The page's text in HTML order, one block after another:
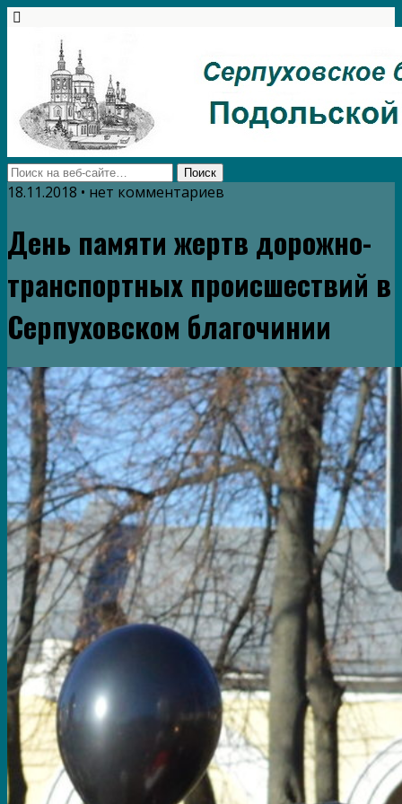
18.11.2018 • нет комментариев
День памяти жертв дорожно-
транспортных происшествий в
Серпуховском благочинии